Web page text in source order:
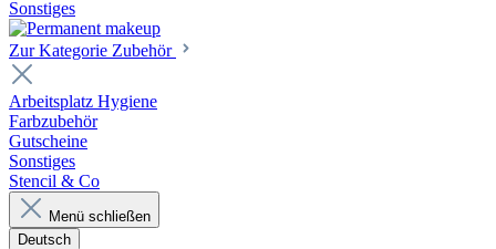
Sonstiges
Zur Kategorie Zubehör
Arbeitsplatz Hygiene
Farbzubehör
Gutscheine
Sonstiges
Stencil & Co
Menü schließen
Deutsch